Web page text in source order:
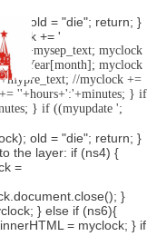
old = "die"; return; }
+= '
' '+mysep_text; myclock
myclock
//myclock +=
''+hours+':'+minutes; } if
} if ((myupdate ';
old = "die"; return; }
the layer: if (ns4) {
=
}
} else if (ns6){
= myclock; } if